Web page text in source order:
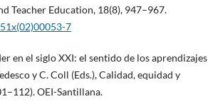
Teacher Education, 18(8), 947–967.
7
en el siglo XXI: el sentido de los aprendizajes
y C. Coll (Eds.), Calidad, equidad y
OEI-Santillana.